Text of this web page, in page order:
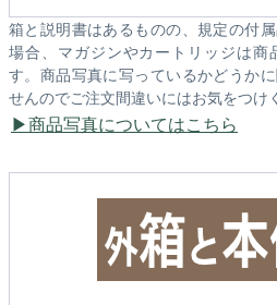
箱と説明書はあるものの、規定の付
場合、マガジンやカートリッジは商
す。商品写真に写っているかどうか
せんのでご注文間違いにはお気をつけ
商品写真についてはこちら